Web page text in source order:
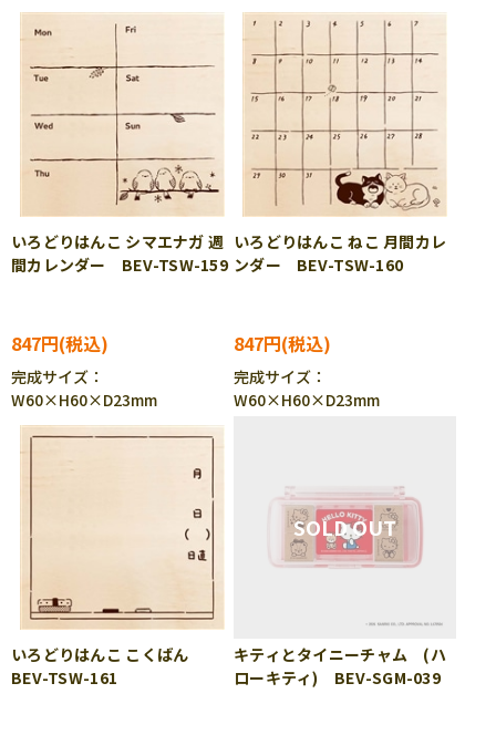
いろどりはんこ シマエナガ 週
間カレンダー BEV-TSW-159
847円
完成サイズ：
W60×H60×D23mm
いろどりはんこ ねこ 月間カレ
ンダー BEV-TSW-160
847円
完成サイズ：
W60×H60×D23mm
いろどりはんこ こくばん
BEV-TSW-161
キティとタイニーチャム (ハ
ローキティ) BEV-SGM-039